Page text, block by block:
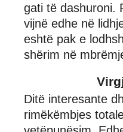
gati të dashuroni.
vijnë edhe në
eshtë pak e
shërim në
Ditë interesante
rimëkëmbjes